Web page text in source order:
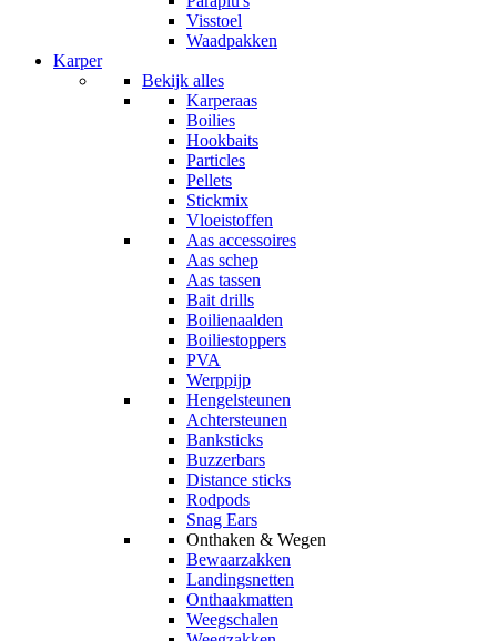
Visstoel
Waadpakken
Karper
Bekijk alles
Karperaas
Boilies
Hookbaits
Particles
Pellets
Stickmix
Vloeistoffen
Aas accessoires
Aas schep
Aas tassen
Bait drills
Boilienaalden
Boiliestoppers
PVA
Werppijp
Hengelsteunen
Achtersteunen
Banksticks
Buzzerbars
Distance sticks
Rodpods
Snag Ears
Onthaken & Wegen
Bewaarzakken
Landingsnetten
Onthaakmatten
Weegschalen